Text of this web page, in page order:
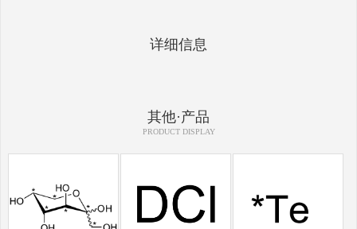
详细信息
其他·产品
PRODUCT DISPLAY